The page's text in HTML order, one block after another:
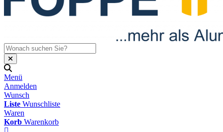
Menü
Anmelden
Wunsch
Liste Wunschliste
Waren
Korb Warenkorb